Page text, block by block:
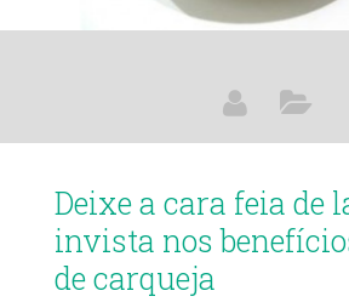
Deixe a cara feia de
invista nos
de carqueja